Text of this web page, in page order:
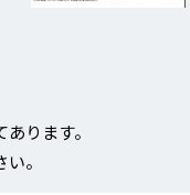
ります。
。